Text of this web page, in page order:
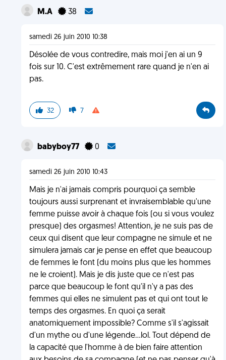
M.A 38
samedi 26 juin 2010 10:38
Désolée de vous contredire, mais moi j'en ai un 9
fois sur 10. C'est extrêmement rare quand je n'en ai
pas.
32 7
babyboy77 0
samedi 26 juin 2010 10:43
Mais je n'ai jamais compris pourquoi ça semble
toujours aussi surprenant et invraisemblable qu'une
femme puisse avoir à chaque fois (ou si vous voulez
presque) des orgasmes! Attention, je ne suis pas de
ceux qui disent que leur compagne ne simule et ne
simulera jamais car je pense en effet que beaucoup
de femmes le font (du moins plus que les hommes
ne le croient). Mais je dis juste que ce n'est pas
parce que beaucoup le font qu'il n'y a pas des
femmes qui elles ne simulent pas et qui ont tout le
temps des orgasmes. En quoi ça serait
anatomiquement impossible? Comme s'il s'agissait
d'un mythe ou d'une légende...lol. Tout dépend de
la capacité que l'homme à de bien faire attention